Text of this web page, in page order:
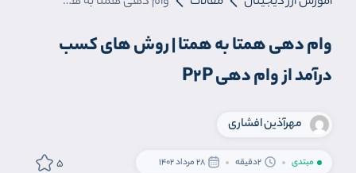
وام دهی همتا به همتا | روش های کسب
درآمد از وام دهی P2P
مهرآ‌ذین افشاری
مبتدی 2دقیقه 28 مرداد 1402 5